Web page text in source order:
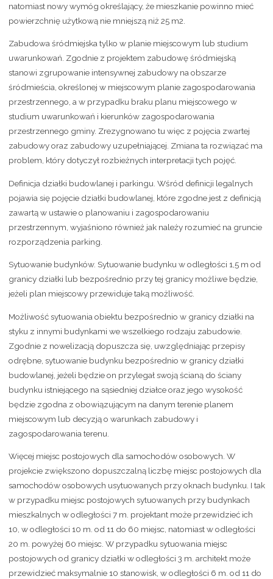
natomiast nowy wymóg określający, że mieszkanie powinno mieć
powierzchnię użytkową nie mniejszą niż 25 m2.
Zabudowa śródmiejska tylko w planie miejscowym lub studium
uwarunkowań. Zgodnie z projektem zabudowę śródmiejską
stanowi zgrupowanie intensywnej zabudowy na obszarze
śródmieścia, określonej w miejscowym planie zagospodarowania
przestrzennego, a w przypadku braku planu miejscowego w
studium uwarunkowań i kierunków zagospodarowania
przestrzennego gminy. Zrezygnowano tu więc z pojęcia zwartej
zabudowy oraz zabudowy uzupełniającej. Zmiana ta rozwiązać ma
problem, który dotyczył rozbieżnych interpretacji tych pojęć.
Definicja działki budowlanej i parkingu. Wśród definicji legalnych
pojawia się pojęcie działki budowlanej, które zgodne jest z definicją
zawartą w ustawie o planowaniu i zagospodarowaniu
przestrzennym, wyjaśniono również jak należy rozumieć na gruncie
rozporządzenia parking.
Sytuowanie budynków. Sytuowanie budynku w odległości 1,5 m od
granicy działki lub bezpośrednio przy tej granicy możliwe będzie,
jeżeli plan miejscowy przewiduje taką możliwość.
Możliwość sytuowania obiektu bezpośrednio w granicy działki na
styku z innymi budynkami we wszelkiego rodzaju zabudowie.
Zgodnie z nowelizacją dopuszcza się, uwzględniając przepisy
odrębne, sytuowanie budynku bezpośrednio w granicy działki
budowlanej, jeżeli będzie on przylegał swoją ścianą do ściany
budynku istniejącego na sąsiedniej działce oraz jego wysokość
będzie zgodna z obowiązującym na danym terenie planem
miejscowym lub decyzją o warunkach zabudowy i
zagospodarowania terenu.
Więcej miejsc postojowych dla samochodów osobowych. W
projekcie zwiększono dopuszczalną liczbę miejsc postojowych dla
samochodów osobowych usytuowanych przy oknach budynku. I tak
w przypadku miejsc postojowych sytuowanych przy budynkach
mieszkalnych w odległości 7 m. projektant może przewidzieć ich
10, w odległości 10 m. od 11 do 60 miejsc, natomiast w odległości
20 m. powyżej 60 miejsc. W przypadku sytuowania miejsc
postojowych od granicy działki w odległości 3 m. architekt może
przewidzieć maksymalnie 10 stanowisk, w odległości 6 m. od 11 do